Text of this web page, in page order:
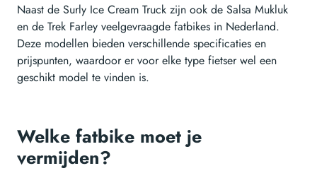
Naast de Surly Ice Cream Truck zijn ook de Salsa Mukluk
en de Trek Farley veelgevraagde fatbikes in Nederland.
Deze modellen bieden verschillende specificaties en
prijspunten, waardoor er voor elke type fietser wel een
geschikt model te vinden is.
Welke fatbike moet je
vermijden?